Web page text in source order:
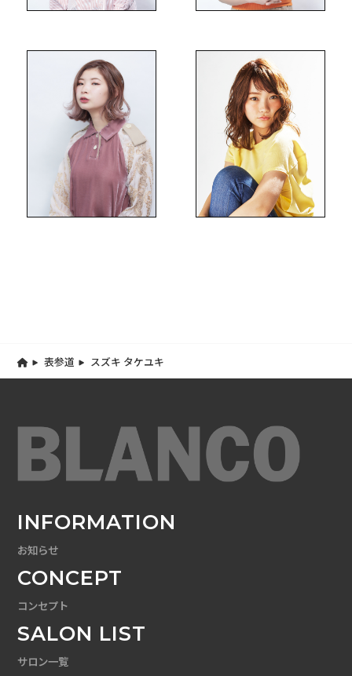
表参道 スズキ タケユキ
INFORMATION
お知らせ
CONCEPT
コンセプト
SALON LIST
サロン一覧